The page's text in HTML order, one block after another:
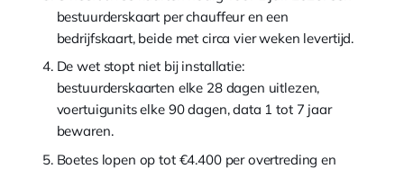
bestuurderskaart per chauffeur en een
bedrijfskaart, beide met circa vier weken levertijd.
De wet stopt niet bij installatie:
bestuurderskaarten elke 28 dagen uitlezen,
voertuigunits elke 90 dagen, data 1 tot 7 jaar
bewaren.
Boetes lopen op tot €4.400 per overtreding en